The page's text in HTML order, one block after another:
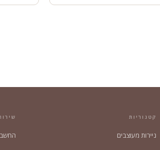
קטגוריות
ניירות מעוצבים